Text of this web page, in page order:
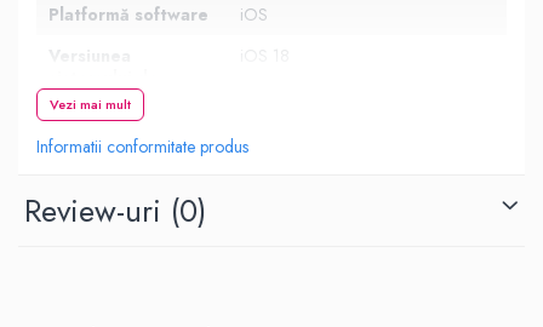
Platformă software
iOS
operare
Tip SIM
nano-SIM
Culoare
Vezi mai mult
Informatii conformitate produs
Review-uri (0)